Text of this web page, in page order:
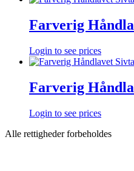
Farverig
Login to see prices
Farverig
Login to see prices
Alle rettigheder forbeholdes